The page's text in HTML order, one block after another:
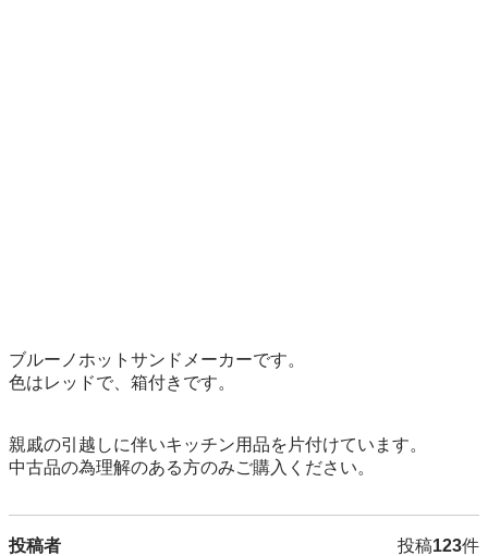
ブルーノホットサンドメーカーです。
色はレッドで、箱付きです。
親戚の引越しに伴いキッチン用品を片付けています。
中古品の為理解のある方のみご購入ください。
投稿者 投稿123件